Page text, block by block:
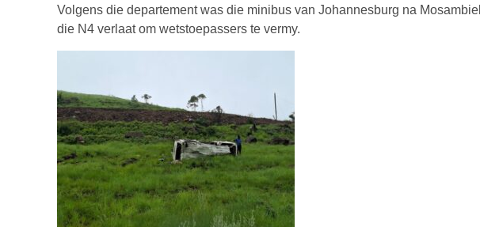
Volgens die departement was die minibus van Johannesburg na
die N4 verlaat om wetstoepassers te vermy.